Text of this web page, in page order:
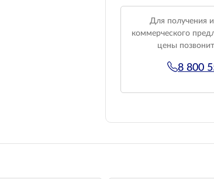
Для получения
коммерческого
цены
8 800